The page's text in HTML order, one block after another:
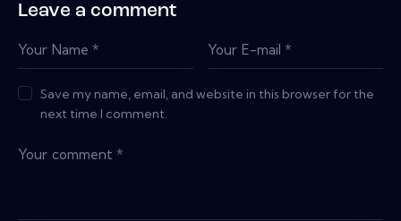
Leave a comment
Save my name, email, and website in this browser for the
next time I comment.